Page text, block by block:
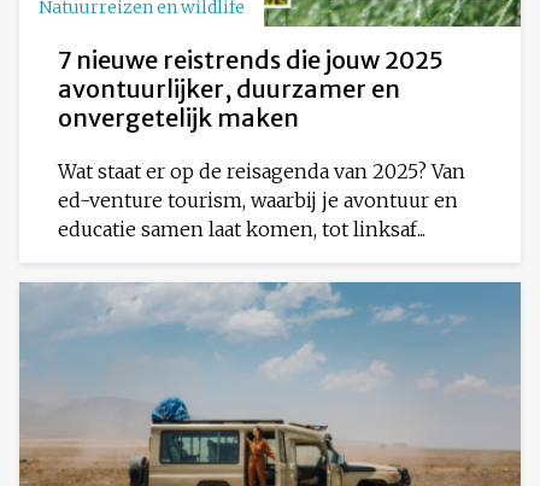
Natuurreizen en wildlife
7 nieuwe reistrends die jouw 2025
avontuurlijker, duurzamer en
onvergetelijk maken
Wat staat er op de reisagenda van 2025? Van
ed-venture tourism, waarbij je avontuur en
educatie samen laat komen, tot linksaf...